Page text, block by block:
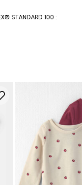
STANDARD 100 :